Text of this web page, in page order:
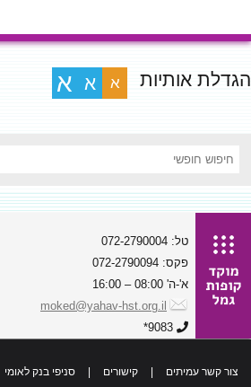
הגדלת אותיות א א א
טל: 072-2790004
פקס: 072-2790094
א'-ה' 08:00 – 16:00
moked@yahav-hst.org.il
9083*
צור קשר עמיתים קישורים סניפי בנק לאומי